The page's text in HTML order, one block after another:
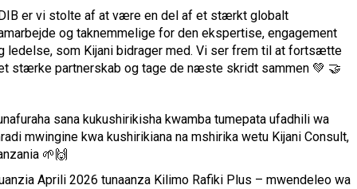
er vi stolte af at være en del af et stærkt globalt
og taknemmelige for den ekspertise, engagement
ledelse, som Kijani bidrager med. Vi ser frem til at fortsætte
stærke partnerskab og tage de næste skridt sammen 💚 🤝
sana kukushirikisha kwamba tumepata ufadhili wa
mwingine kwa kushirikiana na mshirika wetu Kijani Consult,
🌱🙌
Aprili 2026 tunaanza Kilimo Rafiki Plus – mwendeleo wa